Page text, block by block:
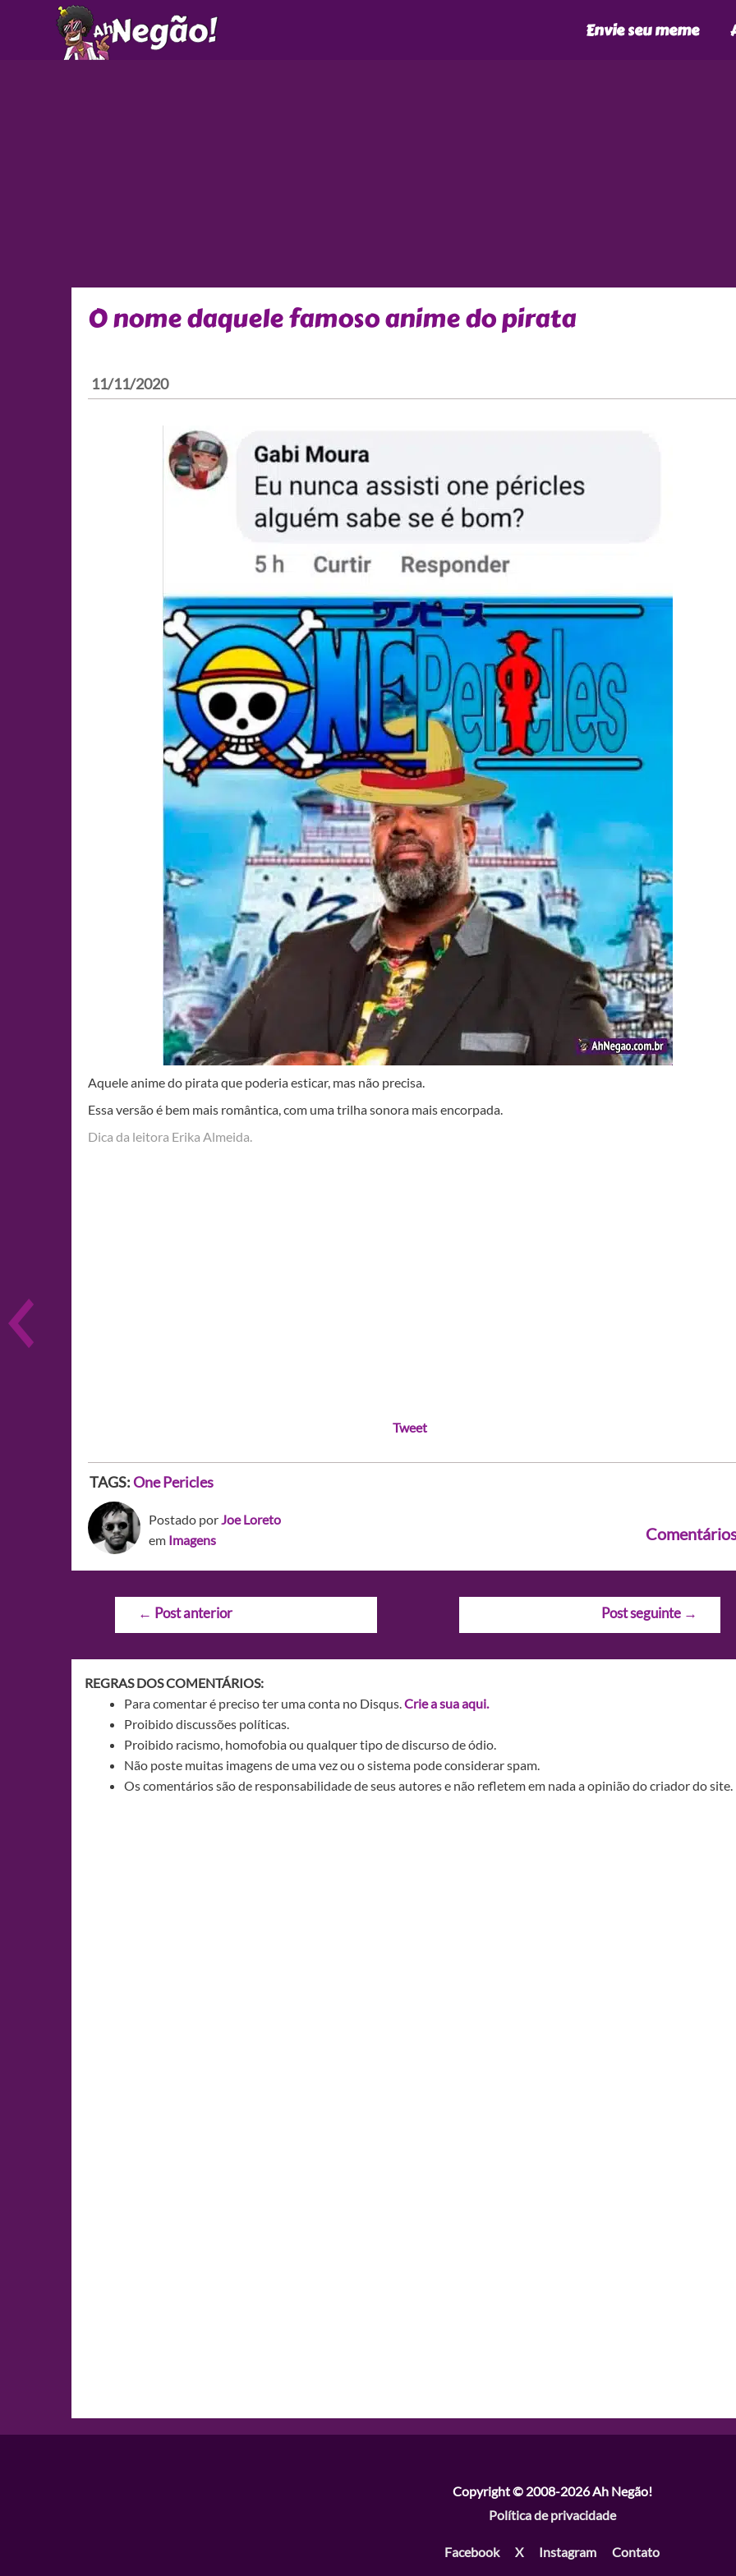
Envie seu meme
O nome daquele famoso anime do pirata
11/11/2020
Aquele anime do pirata que poderia esticar, mas não precisa.
Essa versão é bem mais romântica, com uma trilha sonora mais encorpada.
Dica da leitora Erika Almeida.
Tweet
TAGS:One Pericles
Postado porJoe Loreto
em Imagens
Navegação
← Post anterior Post seguinte →
REGRAS DOS COMENTÁRIOS:
Para comentar é preciso ter uma conta no Disqus.Crie a sua aqui.
Proibido discussões políticas.
Proibido racismo, homofobia ou qualquer tipo de discurso de ódio.
Não poste muitas imagens de uma vez ou o sistema pode considerar spam.
Os comentários são de responsabilidade de seus autores e não refletem em nada a opinião do criador do site.
Copyright © 2008-2026Ah Negão!
Política de privacidade
Facebook X Instagram Contato